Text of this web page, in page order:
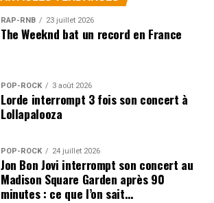
RAP-RNB 23 juillet 2026
The Weeknd bat un record en France
POP-ROCK 3 août 2026
Lorde interrompt 3 fois son concert à
Lollapalooza
POP-ROCK 24 juillet 2026
Jon Bon Jovi interrompt son concert au
Madison Square Garden après 90
minutes : ce que l’on sait…